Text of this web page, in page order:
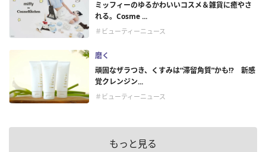
ミッフィーのゆるかわいいコスメ＆雑貨に癒やさ
れる。Cosme ...
＃ビューティーニュース
磨く
頑固なザラつき、くすみは“滞留角質”かも!? 新感
覚クレンジン...
＃ビューティーニュース
もっと見る